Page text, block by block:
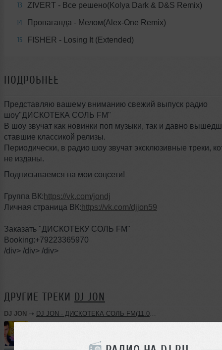
13 ZIVERT - Все решено(Kolya Dark & D&S Remix)
14 Пропаганда - Мелом(Alex-One Remix)
15 FISHER - Losing It (Extended)
ПОДРОБНЕЕ
Представляю вашему вниманию свежий выпуск радио
шоу"ДИСКОТЕКА СОЛЬ FM"
В шоу звучат как новинки поп музыки, так и давно
ставшие классикой релизы.
Периодически, в радио шоу звучат эксклюзивные треки,
не изданы.
Подписываемся на мои соцсети!
Группа ВК: https://vk.com/jondj
Личная страница ВК: https://vk.com/djjon59
Заказать "ДИСКОТЕКУ СОЛЬ FM"
Booking:+79223365970
/div> /div> /div>
ДРУГИЕ ТРЕКИ DJ JON
DJ JON ➝ DJ JON - ДИСКОТЕКА СОЛЬ FM(11.08.2023)